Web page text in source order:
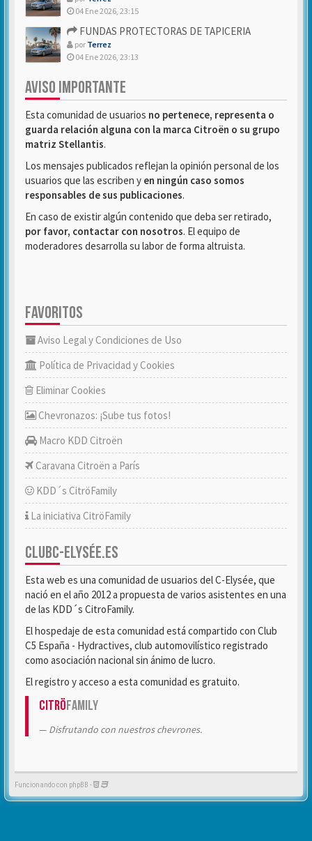
04 Ene 2026, 23:15
FUNDAS PROTECTORAS DE TAPICERIA
por Terrez
04 Ene 2026, 23:13
AVISO IMPORTANTE
Esta comunidad de usuarios no pertenece, representa o
guarda relación alguna con la marca Citroën o su grupo
matriz Stellantis.
Los mensajes publicados reflejan la opinión personal de los
usuarios que las escriben y en ningún caso somos
responsables de sus publicaciones.
En caso de existir algún contenido que deba ser retirado,
por favor, contactar con nosotros. El equipo de
moderadores desarrolla su labor de forma altruista.
FAVORITOS
Aviso Legal y Condiciones de Uso
Política de Privacidad y Cookies
Eliminar Cookies
Chevronazos: ¡Sube tus fotos!
Macro KDD Citroën
Caravana Citroën a París
KDD´s CitröFamily
La iniciativa CitröFamily
CLUBC-ELYSÉE.ES
Esta web es una comunidad de usuarios del C-Elysée, que
nació en el año 2012 a propuesta de varios asistentes en una
de las KDD´s CitroFamily.
El hospedaje de esta comunidad está compartido con Club
C5 España - Hydractives, club automovilístico registrado
como asociación nacional sin ánimo de lucro.
El registro y acceso a esta comunidad es gratuito.
CitröFamily
Disfrutando con nuestros chevrones.
Funcionando con phpBB -